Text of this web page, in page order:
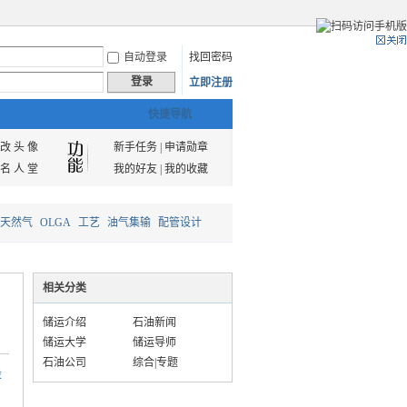
自动登录
找回密码
登录 立即注册
快捷导航
改 头 像 新手任务|
申请勋章
名 人 堂 我的好友| 我的收藏
然气 OLGA 工艺 油气集输 配管设计
相关分类
储运介绍
石油新闻
储运大学
储运导师
石油公司
综合|专题